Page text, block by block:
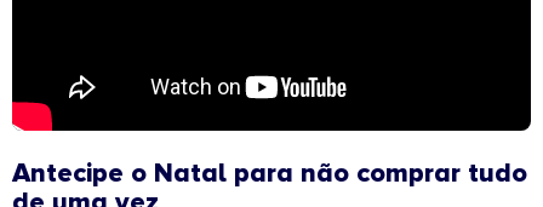
Antecipe o Natal para não comprar tudo